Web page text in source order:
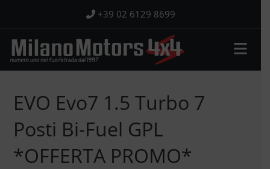
contenuto
+39 02 6129 8699
EVO Evo7 1.5 Turbo 7
Posti Bi-Fuel GPL
*OFFERTA PROMO*